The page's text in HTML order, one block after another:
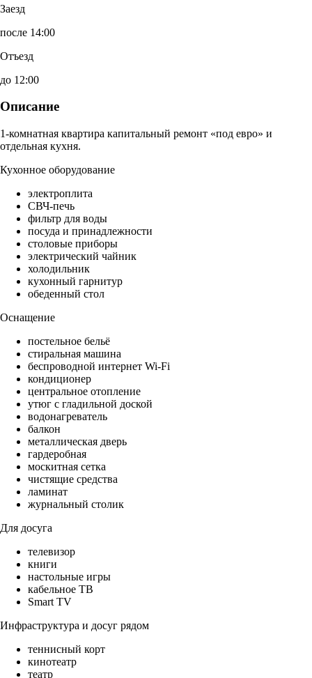
Заезд
после 14:00
Отъезд
до 12:00
Описание
1-комнатная квартира капитальный ремонт «под евро» и
отдельная кухня.
Кухонное оборудование
электроплита
СВЧ-печь
фильтр для воды
посуда и принадлежности
столовые приборы
электрический чайник
холодильник
кухонный гарнитур
обеденный стол
Оснащение
постельное бельё
стиральная машина
беспроводной интернет Wi-Fi
кондиционер
центральное отопление
утюг с гладильной доской
водонагреватель
балкон
металлическая дверь
гардеробная
москитная сетка
чистящие средства
ламинат
журнальный столик
Для досуга
телевизор
книги
настольные игры
кабельное ТВ
Smart TV
Инфраструктура и досуг рядом
теннисный корт
кинотеатр
театр